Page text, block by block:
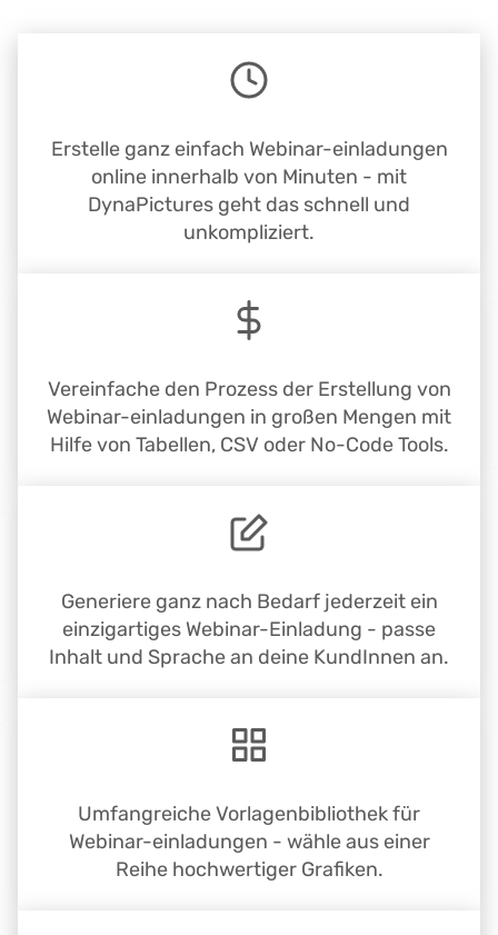
Erstelle ganz einfach Webinar-einladungen
online innerhalb von Minuten - mit
DynaPictures geht das schnell und
unkompliziert.
Vereinfache den Prozess der Erstellung von
Webinar-einladungen in großen Mengen mit
Hilfe von Tabellen, CSV oder No-Code Tools.
Generiere ganz nach Bedarf jederzeit ein
einzigartiges Webinar-Einladung - passe
Inhalt und Sprache an deine KundInnen an.
Umfangreiche Vorlagenbibliothek für
Webinar-einladungen - wähle aus einer
Reihe hochwertiger Grafiken.